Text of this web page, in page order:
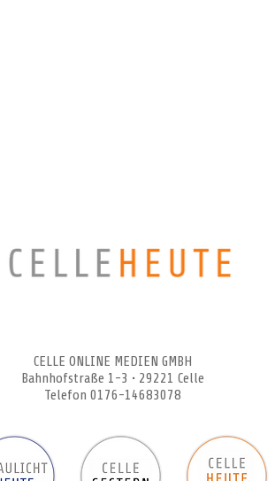
CELLE ONLINE MEDIEN GMBH
Bahnhofstraße 1-3 • 29221 Celle
Telefon 0176-14683078